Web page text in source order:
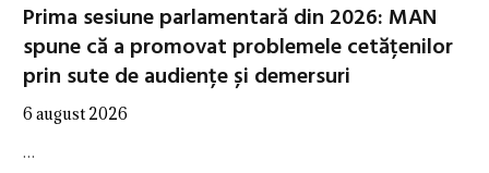
Prima sesiune parlamentară din 2026: MAN
spune că a promovat problemele cetățenilor
prin sute de audiențe și demersuri
6 august 2026
…